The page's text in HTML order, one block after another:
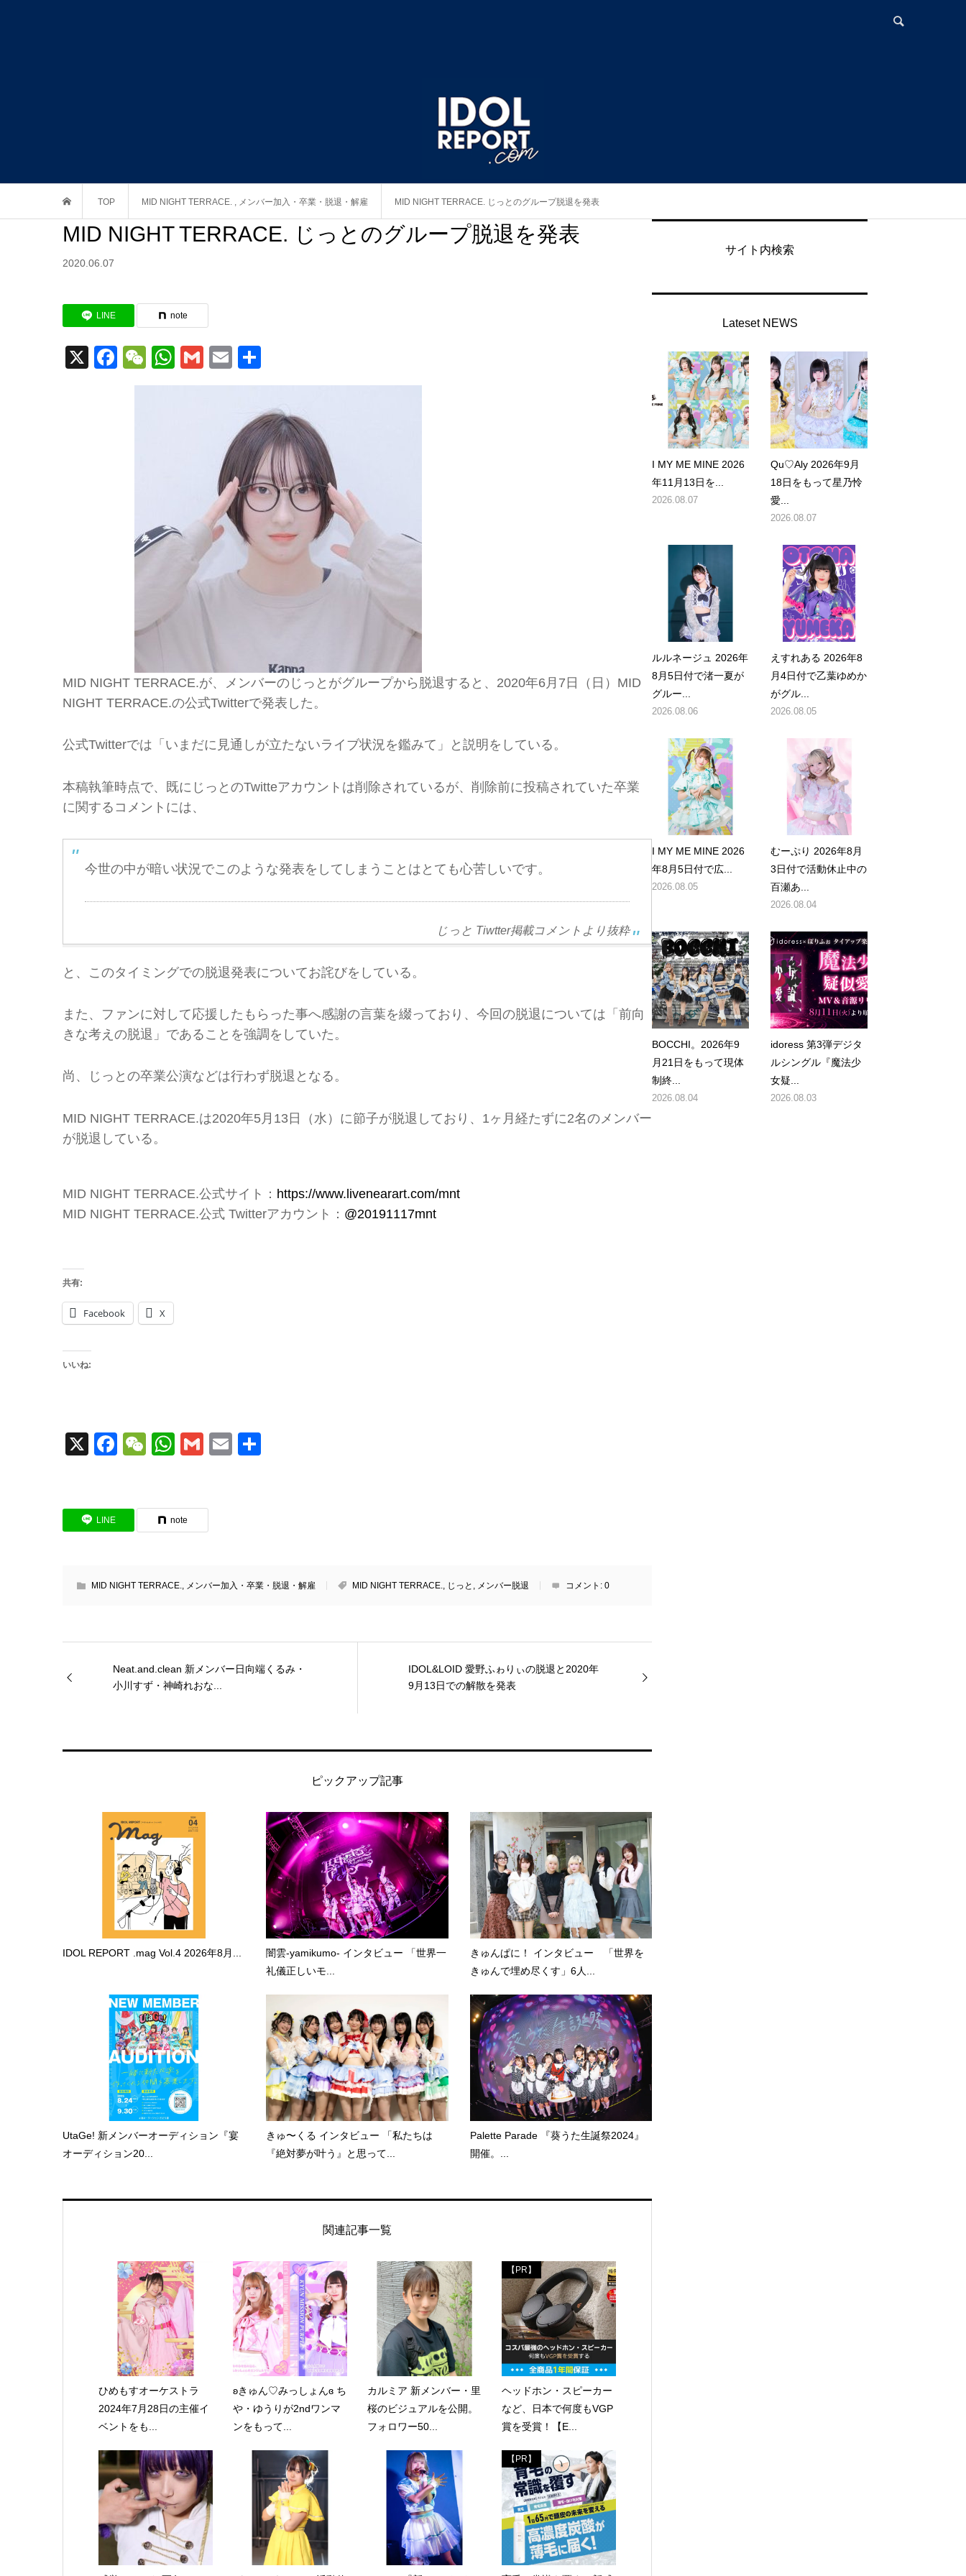
TOP MID NIGHT TERRACE. , メンバー加入・卒業・脱退・解雇 MID NIGHT TERRACE. じっとのグループ脱退を発表
MID NIGHT TERRACE. じっとのグループ脱退を発表
2020.06.07
LINE note
X Facebook
WeChat
WhatsApp
GmailEmail
有
MID NIGHT TERRACE.が、メンバーのじっとがグループから脱退すると、2020年6月7日（日）MID
NIGHT TERRACE.の公式Twitterで発表した。
公式Twitterでは「いまだに見通しが立たないライブ状況を鑑みて」と説明をしている。
本稿執筆時点で、既にじっとのTwitteアカウントは削除されているが、削除前に投稿されていた卒業
に関するコメントには、
今世の中が暗い状況でこのような発表をしてしまうことはとても心苦しいです。
じっと Tiwtter掲載コメントより抜粋
と、このタイミングでの脱退発表についてお詫びをしている。
また、ファンに対して応援したもらった事へ感謝の言葉を綴っており、今回の脱退については「前向
きな考えの脱退」であることを強調をしていた。
尚、じっとの卒業公演などは行わず脱退となる。
MID NIGHT TERRACE.は2020年5月13日（水）に節子が脱退しており、1ヶ月経たずに2名のメンバー
が脱退している。
MID NIGHT TERRACE.公式サイト： https://www.livenearart.com/mnt
MID NIGHT TERRACE.公式 Twitterアカウント： @20191117mnt
共有:
Facebook X
いいね:
X Facebook
WeChat
WhatsApp
GmailEmail
LINE note
MID NIGHT TERRACE. メンバー加入・卒業・脱退・解雇 MID NIGHT TERRACE. じっと メンバー脱退 コメント: 0
Neat.and.clean 新メンバー日向端くるみ・
小川すず・神崎れおな...
IDOL&LOID 愛野ふゎりぃの脱退と2020年
9月13日での解散を発表
ピックアップ記事
IDOL REPORT .mag Vol.4 2026年8月...
闇雲-yamikumo- インタビュー 「世界一
礼儀正しいモ...
きゅんぱに！ インタビュー 「世界を
きゅんで埋め尽くす」6人...
UtaGe! 新メンバーオーディション『宴
オーディション20...
きゅ〜くる インタビュー 「私たちは
『絶対夢が叶う』と思って...
Palette Parade 『葵うた生誕祭2024』
開催。...
関連記事一覧
ひめもすオーケストラ
2024年7月28日の主催イ
ベントをも...
ʚきゅん♡みっしょんɞ ち
や・ゆうりが2ndワンマ
ンをもって...
カルミア 新メンバー・里
桜のビジュアルを公開。
フォロワー50...
【PR】
ヘッドホン・スピーカー
など、日本で何度もVGP
賞を受賞！【E...
【PR】
サイト内検索
Lateset NEWS
I MY ME MINE 2026
年11月13日を...
2026.08.07
Qu♡Aly 2026年9月
18日をもって星乃怜
愛...
2026.08.07
ルルネージュ 2026年
8月5日付で渚一夏が
グルー...
2026.08.06
えすれある 2026年8
月4日付で乙葉ゆめか
がグル...
2026.08.05
I MY ME MINE 2026
年8月5日付で広...
2026.08.05
むーぷり 2026年8月
3日付で活動休止中の
百瀬あ...
2026.08.04
BOCCHI。2026年9
月21日をもって現体
制終...
2026.08.04
idoress 第3弾デジタ
ルシングル『魔法少
女疑...
2026.08.03